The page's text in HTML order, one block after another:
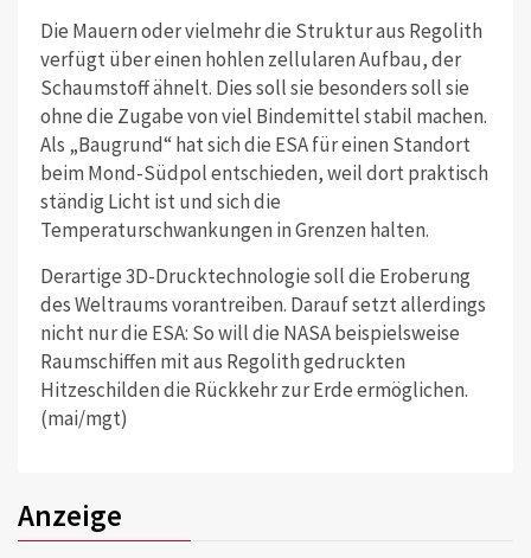
Die Mauern oder vielmehr die Struktur aus Regolith
verfügt über einen hohlen zellularen Aufbau, der
Schaumstoff ähnelt. Dies soll sie besonders soll sie
ohne die Zugabe von viel Bindemittel stabil machen.
Als „Baugrund“ hat sich die ESA für einen Standort
beim Mond-Südpol entschieden, weil dort praktisch
ständig Licht ist und sich die
Temperaturschwankungen in Grenzen halten.
Derartige 3D-Drucktechnologie soll die Eroberung
des Weltraums vorantreiben. Darauf setzt allerdings
nicht nur die ESA: So will die NASA beispielsweise
Raumschiffen mit aus Regolith gedruckten
Hitzeschilden die Rückkehr zur Erde ermöglichen.
(mai/mgt)
Anzeige